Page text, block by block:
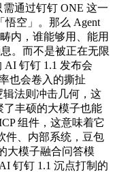
通过钉钉 ONE 这一
悟空」。那么 Agent
内，谁能够用、能用
。而不是被正在无限
AI 钉钉 1.1 发布会
也会卷入的撕扯
法则冲击几何，这
了丰硕的大模子也能
组件，这意味着它
件、内部系统，豆包
大模子融合问答模
钉钉 1.1 沉点打制的